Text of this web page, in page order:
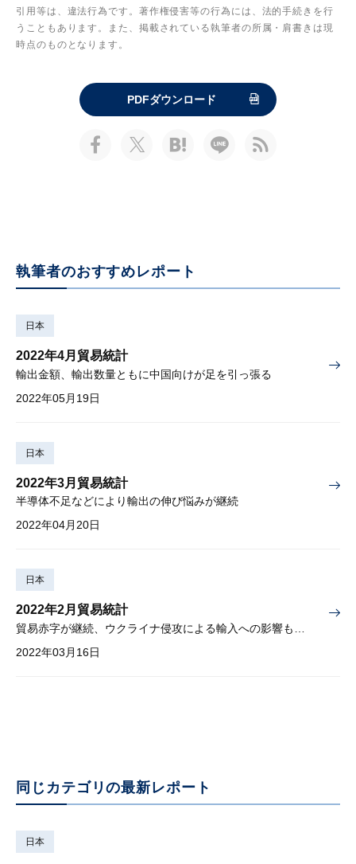
引用等は、違法行為です。著作権侵害等の行為には、法的手続きを行
うこともあります。また、掲載されている執筆者の所属・肩書きは現
時点のものとなります。
PDFダウンロード
執筆者のおすすめレポート
日本
2022年4月貿易統計
輸出金額、輸出数量ともに中国向けが足を引っ張る
2022年05月19日
日本
2022年3月貿易統計
半導体不足などにより輸出の伸び悩みが継続
2022年04月20日
日本
2022年2月貿易統計
2022年03月16日
同じカテゴリの最新レポート
日本